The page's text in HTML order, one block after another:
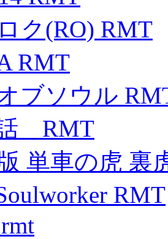
ク(RO) RMT
RMT
ブソウル
RMT
単車の虎 裏
RMT